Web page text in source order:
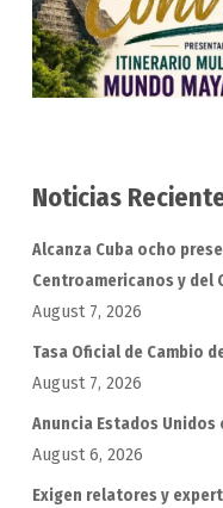
Noticias
Alcanza Cuba ocho
Centroamericanos y del
August 7, 2026
Tasa Oficial de Cambio
August 7, 2026
Anuncia Estados
August 6, 2026
Exigen relatores y